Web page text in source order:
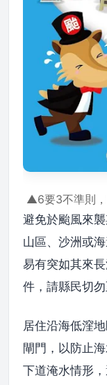
▲6要3不準則，
避免於颱風來
山區、沙洲或
易有突如其來
件，請縣民切
居住沿海低漥
閘門，以防止
下道淹水情形